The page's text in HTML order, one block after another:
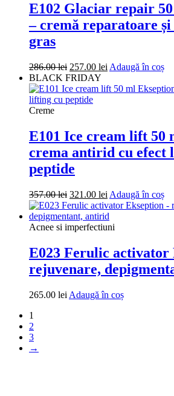
E102 Glaciar repair
– cremă reparatoare
gras
286.00lei Prețul
inițial
a
fost:
257.00 lei Prețul
este:
Adaugă în coș
BLACK FRIDAY
Creme
E101 Ice cream lift 50
crema antirid cu efect
peptide
357.00lei Prețul
inițial
a
fost:
321.00 lei Prețul
curent
este:
321.00 lei.
Adaugă în coș
Acnee si imperfectiuni
E023 Ferulic activator
rejuvenare,
265.00 lei Adaugă în coș
1
2
3
→